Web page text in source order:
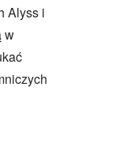
Alyss i
w